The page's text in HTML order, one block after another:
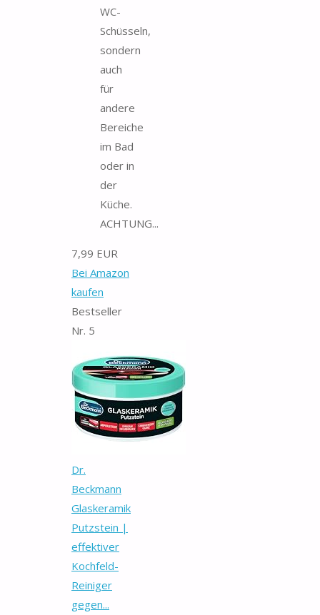
WC-
Schüsseln,
sondern
auch
für
andere
Bereiche
im Bad
oder in
der
Küche.
ACHTUNG...
7,99 EUR
Bei Amazon
kaufen
Bestseller
Nr. 5
Dr.
Beckmann
Glaskeramik
Putzstein |
effektiver
Kochfeld-
Reiniger
gegen...